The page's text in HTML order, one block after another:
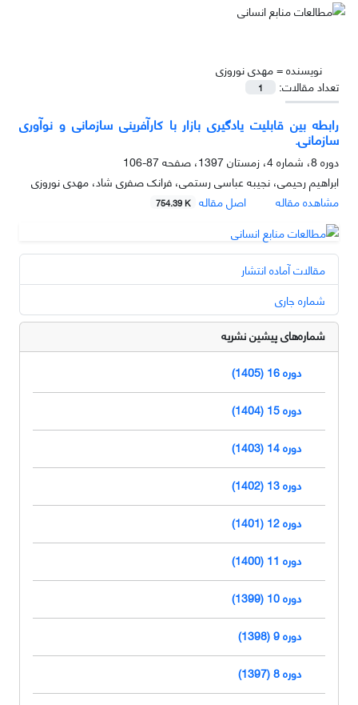
نویسنده =مهدی نوروزی
تعداد مقالات:
1
رابطه بین قابلیت یادگیری بازار با کارآفرینی سازمانی و نوآوری
سازمانی.
دوره 8، شماره 4، زمستان 1397، صفحه
87-106
ابراهیم رحیمی، نجیبه عباسی رستمی، فرانک صفری شاد، مهدی نوروزی
مشاهده مقاله
اصل مقاله 754.39 K
مقالات آماده انتشار
شماره جاری
شماره‌های پیشین نشریه
دوره 16 (1405)
دوره 15 (1404)
دوره 14 (1403)
دوره 13 (1402)
دوره 12 (1401)
دوره 11 (1400)
دوره 10 (1399)
دوره 9 (1398)
دوره 8 (1397)